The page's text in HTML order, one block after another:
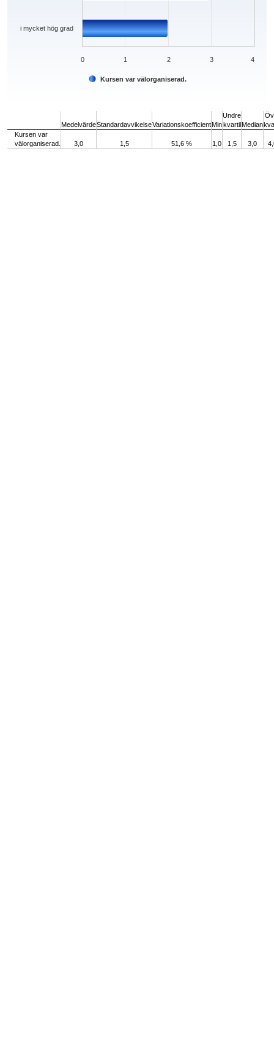
Kursen var välorganiserad.
i mycket hög grad
0 1 2 3 4
MedelvärdeStandardavvikelseVariationskoefficientMin
Undre
kvartilMedian
Kursen var
välorganiserad.
3,0 1,5 51,6 % 1,0 1,5 3,0